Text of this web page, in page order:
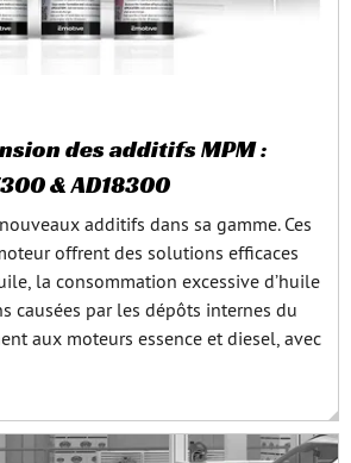
des additifs MPM :
& AD18300
additifs dans sa gamme. Ces
offrent des solutions efficaces
la consommation excessive d’huile
causées par les dépôts internes du
aux moteurs essence et diesel, avec